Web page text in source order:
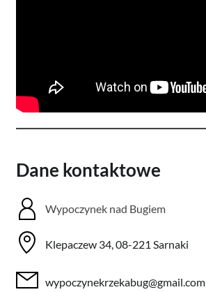
Dane kontaktowe
Wypoczynek nad Bugiem
Klepaczew 34, 08-221 Sarnaki
wypoczynekrzekabug@gmail.com